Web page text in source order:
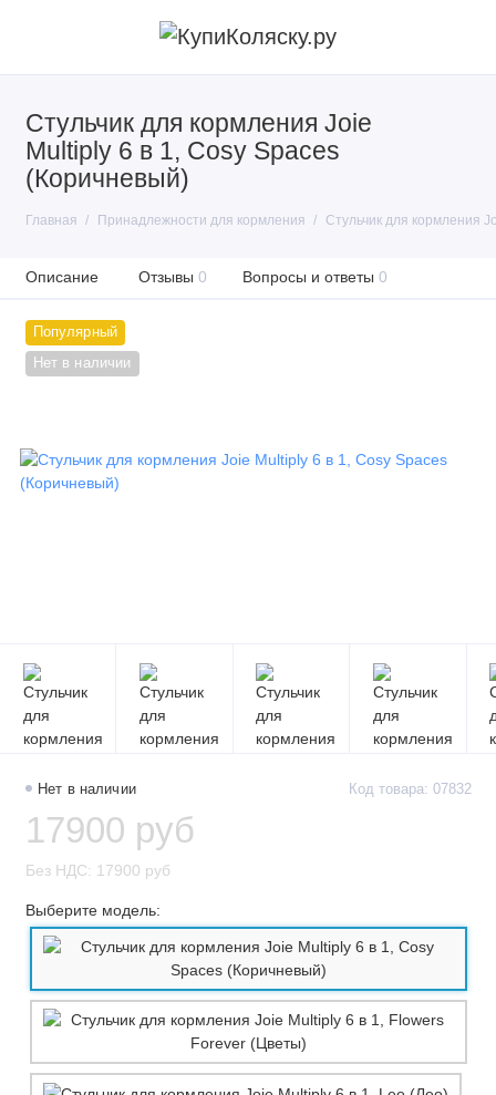
Стульчик для кормления Joie
Multiply 6 в 1, Cosy Spaces
(Коричневый)
Главная Принадлежности для кормления Стульчик для кормления
Описание Отзывы 0 Вопросы и ответы 0
Популярный
Нет в наличии
Нет в наличии Код товара: 07832
17900 руб
Без НДС: 17900 руб
Выберите модель: